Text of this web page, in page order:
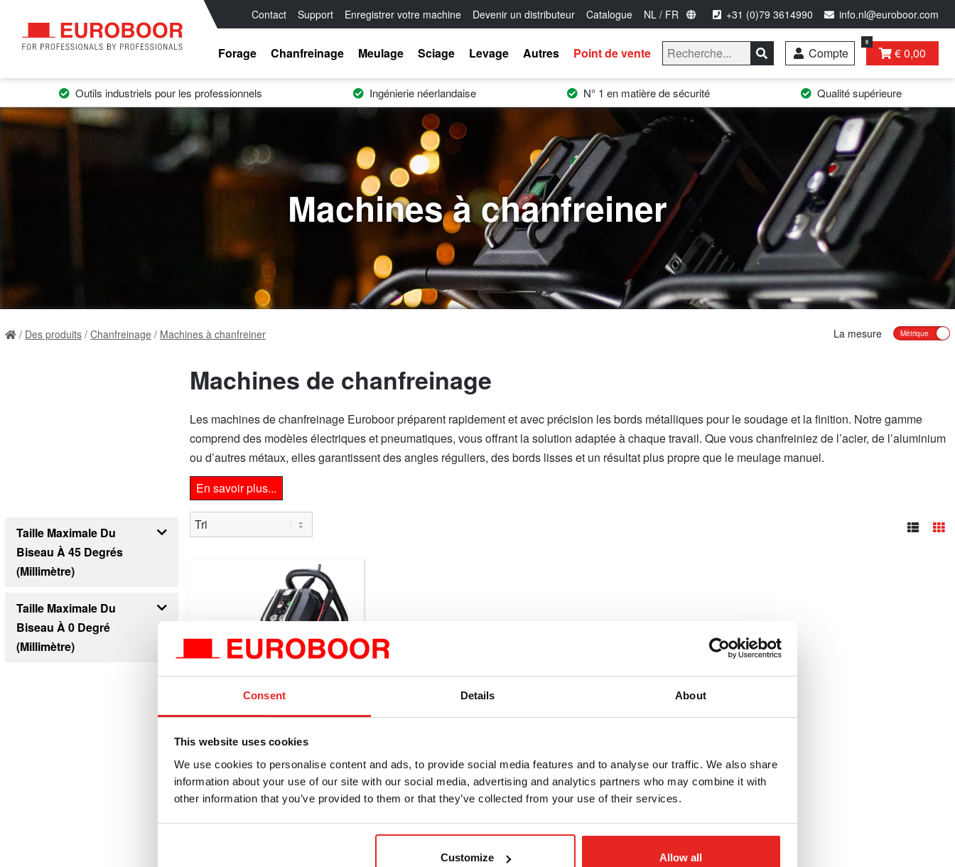
Consent Details About
This website uses cookies
We use cookies to personalise content and ads, to provide social media features and to analyse our traffic. We also share
information about your use of our site with our social media, advertising and analytics partners who may combine it with
other information that you’ve provided to them or that they’ve collected from your use of their services.
Customize Allow all
Contact Support Enregistrer votre machine Devenir un distributeur Catalogue NL / FR +31 (0)79 3614990 info.nl@euroboor.com
Forage Chanfreinage Meulage Sciage Levage Autres Point de vente Compte
0
€ 0,00
Outils industriels pour les professionnels Ingénierie néerlandaise N° 1 en matière de sécurité Qualité supérieure
Machines à chanfreiner
La mesure
Des produits Chanfreinage Machines à chanfreiner
Machines de chanfreinage
Les machines de chanfreinage Euroboor préparent rapidement et avec précision les bords métalliques pour le soudage et la finition. Notre gamme
comprend des modèles électriques et pneumatiques, vous offrant la solution adaptée à chaque travail. Que vous chanfreiniez de l’acier, de l’aluminium
ou d’autres métaux, elles garantissent des angles réguliers, des bords lisses et un résultat plus propre que le meulage manuel.
En savoir plus...
Taille Maximale Du
Biseau À 45 Degrés
(millimètre)
Taille Maximale Du
Biseau À 0 Degré
(millimètre)
B60S
Machine à chanfreiner, 220 V,
1800 W.